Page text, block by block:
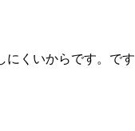
にくいからです。です